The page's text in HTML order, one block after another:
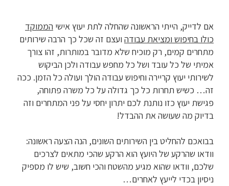
אם לדייק, הייתי הראשונה שהחלה לתת יעוץ אישי הממוקד
כולו בחיפוש ומציאת עבודה ועצם זה שכל כך הרבה שירותים
מתחרים קמים, רק מוכיח שלא מדובר במותרות, זהו צורך
אמיתי של כל עובד ושל כל מחפש עבודה ולכן הביקוש
לשירותי יעוץ קריירה וחיפוש עבודה הולך ועולה כל הזמן. ככה
זה… כשיש תחרות כל כך גדולה על כל משרה פתוחה,
פגישת יעוץ כזו נותנת לכם יתרון יחסי על פני המתחרים וזה
בדיוק מה שעושה את ההבדל!
בבואכם להחליט בין השירותים השונים, הנה הצעה ראשונה:
וודאו שהרקע של היועץ הוא הרקע שהכי מתאים לצרכים
שלכם, וודאו שהוא מגיע מהשטח והכי חשוב, שיש לו מספיק
ניסיון בכדי לייעץ לאחרים…